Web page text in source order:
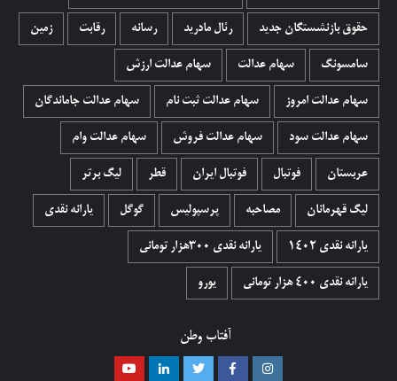
حقوق بازنشستگان جدید رئال مادرید رسانه رقابت زمین
سامسونگ سهام عدالت سهام عدالت ارزش
سهام عدالت امروز سهام عدالت ثبت نام سهام عدالت جاماندگان
سهام عدالت سود سهام عدالت فروش سهام عدالت وام
عربستان فوتبال فوتبال ایران قطر لیگ برتر
لیگ قهرمانان مصاحبه پرسپولیس گوگل یارانه نقدی
یارانه نقدی 1402 یارانه نقدی ۳۰۰هزار تومانی
یارانه نقدی ۴۰۰ هزار تومانی یورو
آفتاب وطن
اینستاگرام فیسبوک توییتر لینکدین یوتیوب